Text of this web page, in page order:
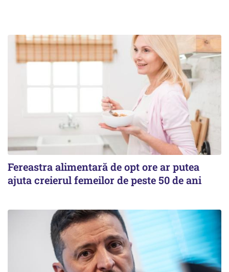
Fereastra alimentară de opt ore ar putea
ajuta creierul femeilor de peste 50 de ani